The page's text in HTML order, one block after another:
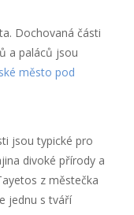
Dochovaná části
a paláců jsou
město pod
jsou typické pro
divoké přírody a
z městečka
jednu s tváří